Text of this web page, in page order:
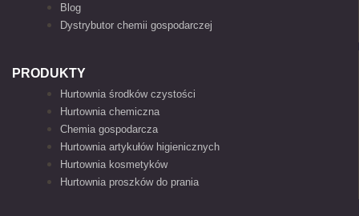
Blog
Dystrybutor chemii gospodarczej
PRODUKTY
Hurtownia środków czystości
Hurtownia chemiczna
Chemia gospodarcza
Hurtownia artykułów higienicznych
Hurtownia kosmetyków
Hurtownia proszków do prania